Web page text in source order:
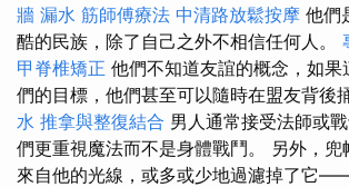
牆 漏水 筋師傅療法 中清路放鬆按摩 他們
酷的民族，除了自己之外不相信任何人。
甲脊椎矯正 他們不知道友誼的概念，如果
們的目標，他們甚至可以隨時在盟友背後
水 推拿與整復結合 男人通常接受法師或
們更重視魔法而不是身體戰鬥。 另外，兜
來自他的光線，或多或少地過濾掉了它